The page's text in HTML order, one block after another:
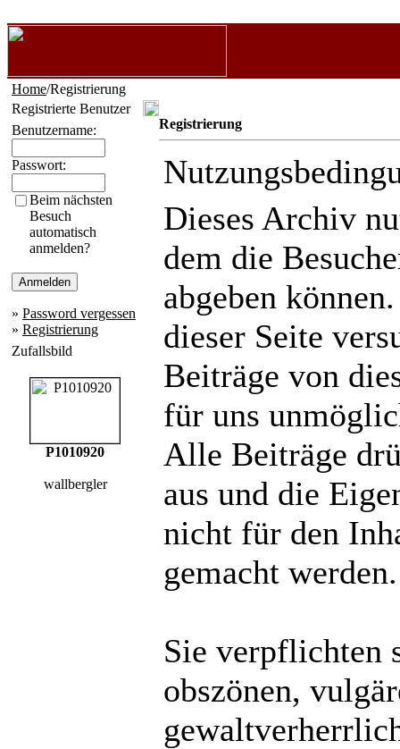
Home/Registrierung
Registrierte Benutzer
Benutzername:
Passwort:
Beim nächsten
Besuch
automatisch
anmelden?
» Password vergessen
» Registrierung
Zufallsbild
P1010920
wallbergler
Registrierung
Dieses Archiv
dem die
abgeben
dieser Seite
Beiträge von
für uns
Alle Beiträge
aus und die
nicht für den
gemacht werden.
Sie verpflichten
obszönen,